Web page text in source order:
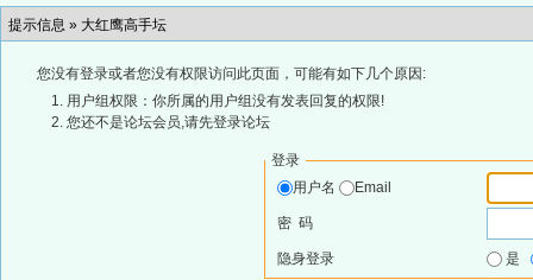
提示信息 » 大红鹰高手坛
您没有登录或者您没有权限访问此页面，可能有如下几个原因:
用户组权限：你所属的用户组没有发表回复的权限!
您还不是论坛会员,请先登录论坛
登录
用户名
Email
密 码
隐身登录 是